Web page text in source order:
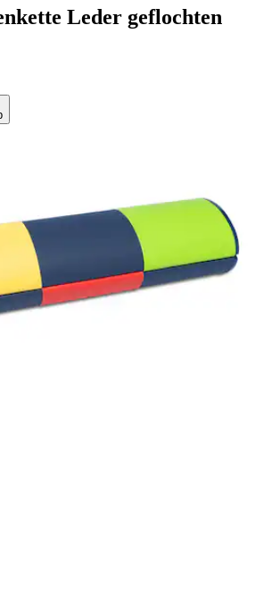
Leder geflochten